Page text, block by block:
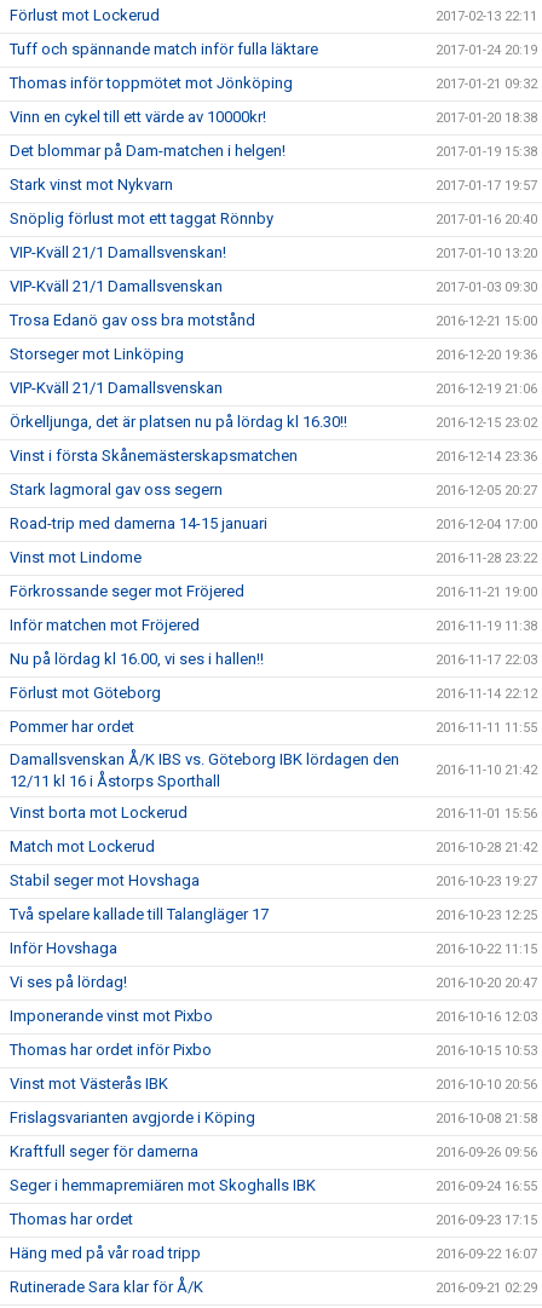
Förlust mot Lockerud 2017-02-13 22:11
Tuff och spännande match inför fulla läktare 2017-01-24 20:19
Thomas inför toppmötet mot Jönköping 2017-01-21 09:32
Vinn en cykel till ett värde av 10000kr! 2017-01-20 18:38
Det blommar på Dam-matchen i helgen! 2017-01-19 15:38
Stark vinst mot Nykvarn 2017-01-17 19:57
Snöplig förlust mot ett taggat Rönnby 2017-01-16 20:40
VIP-Kväll 21/1 Damallsvenskan! 2017-01-10 13:20
VIP-Kväll 21/1 Damallsvenskan 2017-01-03 09:30
Trosa Edanö gav oss bra motstånd 2016-12-21 15:00
Storseger mot Linköping 2016-12-20 19:36
VIP-Kväll 21/1 Damallsvenskan 2016-12-19 21:06
Örkelljunga, det är platsen nu på lördag kl 16.30!! 2016-12-15 23:02
Vinst i första Skånemästerskapsmatchen 2016-12-14 23:36
Stark lagmoral gav oss segern 2016-12-05 20:27
Road-trip med damerna 14-15 januari 2016-12-04 17:00
Vinst mot Lindome 2016-11-28 23:22
Förkrossande seger mot Fröjered 2016-11-21 19:00
Inför matchen mot Fröjered 2016-11-19 11:38
Nu på lördag kl 16.00, vi ses i hallen!! 2016-11-17 22:03
Förlust mot Göteborg 2016-11-14 22:12
Pommer har ordet 2016-11-11 11:55
Damallsvenskan Å/K IBS vs. Göteborg IBK lördagen den
12/11 kl 16 i Åstorps Sporthall
2016-11-10 21:42
Vinst borta mot Lockerud 2016-11-01 15:56
Match mot Lockerud 2016-10-28 21:42
Stabil seger mot Hovshaga 2016-10-23 19:27
Två spelare kallade till Talangläger 17 2016-10-23 12:25
Inför Hovshaga 2016-10-22 11:15
Vi ses på lördag! 2016-10-20 20:47
Imponerande vinst mot Pixbo 2016-10-16 12:03
Thomas har ordet inför Pixbo 2016-10-15 10:53
Vinst mot Västerås IBK 2016-10-10 20:56
Frislagsvarianten avgjorde i Köping 2016-10-08 21:58
Kraftfull seger för damerna 2016-09-26 09:56
Seger i hemmapremiären mot Skoghalls IBK 2016-09-24 16:55
Thomas har ordet 2016-09-23 17:15
Häng med på vår road tripp 2016-09-22 16:07
Rutinerade Sara klar för Å/K 2016-09-21 02:29